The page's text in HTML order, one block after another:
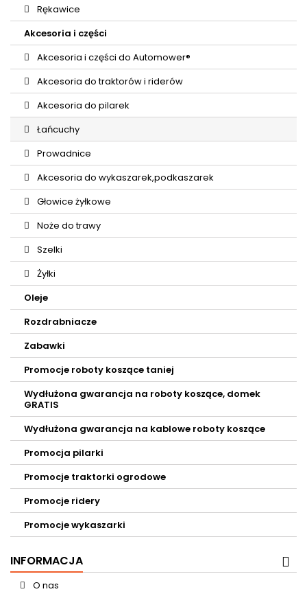
Rękawice
Akcesoria i części
Akcesoria i części do Automower®
Akcesoria do traktorów i riderów
Akcesoria do pilarek
Łańcuchy
Prowadnice
Akcesoria do wykaszarek,podkaszarek
Głowice żyłkowe
Noże do trawy
Szelki
Żyłki
Oleje
Rozdrabniacze
Zabawki
Promocje roboty koszące taniej
Wydłużona gwarancja na roboty koszące, domek
GRATIS
Wydłużona gwarancja na kablowe roboty koszące
Promocja pilarki
Promocje traktorki ogrodowe
Promocje ridery
Promocje wykaszarki
INFORMACJA
O nas